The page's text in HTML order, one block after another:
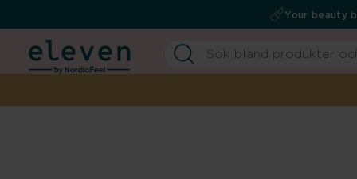
Your beauty